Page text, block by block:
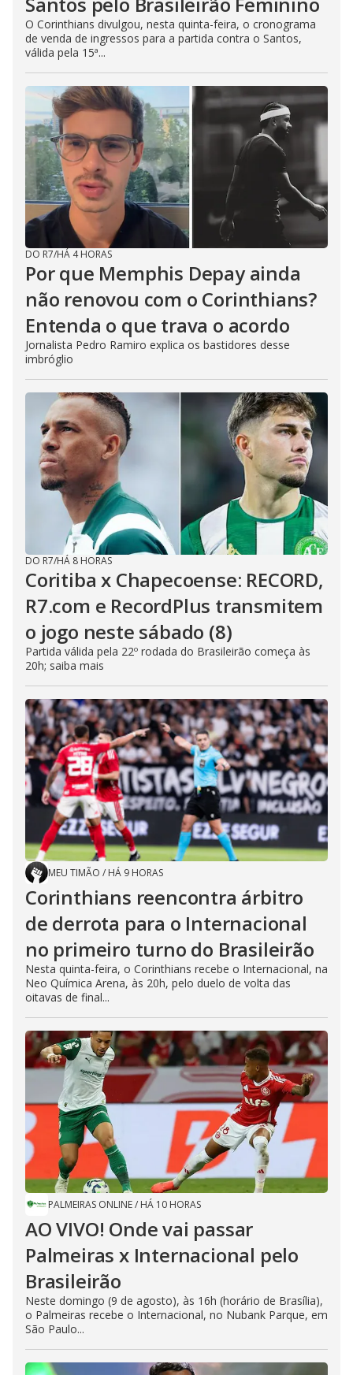
O Corinthians divulgou, nesta quinta-feira, o cronograma
de venda de ingressos para a partida contra o Santos,
válida pela 15ª...
DO R7/HÁ 4 HORAS
Por que Memphis Depay ainda
não renovou com o Corinthians?
Entenda o que trava o acordo
Jornalista Pedro Ramiro explica os bastidores desse
imbróglio
DO R7/HÁ 8 HORAS
Coritiba x Chapecoense: RECORD,
R7.com e RecordPlus transmitem
o jogo neste sábado (8)
Partida válida pela 22º rodada do Brasileirão começa às
20h; saiba mais
MEU TIMÃO / HÁ 9 HORAS
Corinthians reencontra árbitro
de derrota para o Internacional
no primeiro turno do Brasileirão
Nesta quinta-feira, o Corinthians recebe o Internacional, na
Neo Química Arena, às 20h, pelo duelo de volta das
oitavas de final...
PALMEIRAS ONLINE/ HÁ 10 HORAS
AO VIVO! Onde vai passar
Palmeiras x Internacional pelo
Brasileirão
Neste domingo (9 de agosto), às 16h (horário de Brasília),
o Palmeiras recebe o Internacional, no Nubank Parque, em
São Paulo...